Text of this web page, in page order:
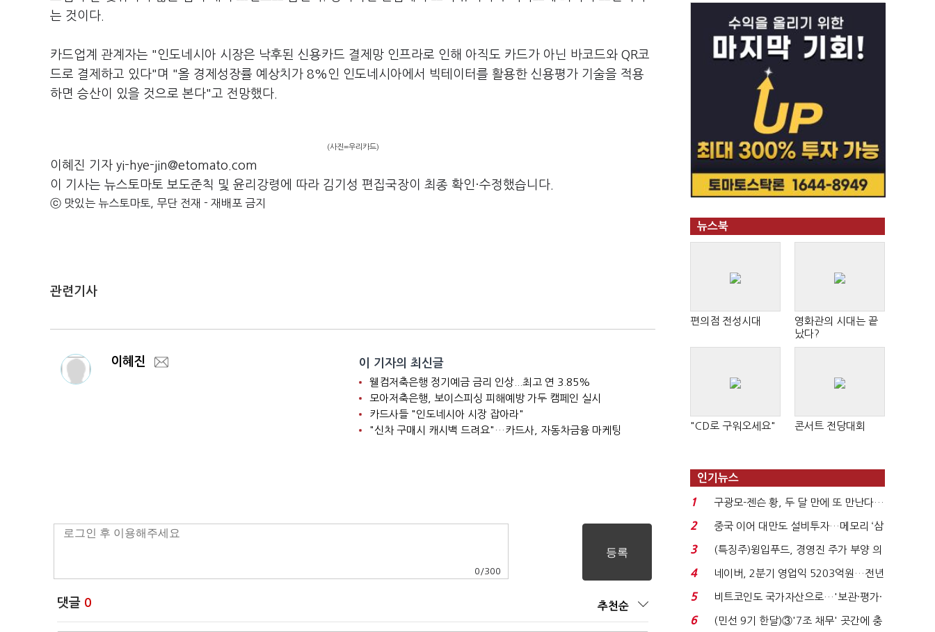
는 것이다.
카드업계 관계자는 "인도네시아 시장은 낙후된 신용카드 결제망 인프라로 인해 아직도 카드가 아닌 바코드와 QR코
드로 결제하고 있다"며 "올 경제성장률 예상치가 8%인 인도네시아에서 빅테이터를 활용한 신용평가 기술을 적용
하면 승산이 있을 것으로 본다"고 전망했다.
(사진=우리카드)
이혜진 기자 yi-hye-jin@etomato.com
이 기사는 뉴스토마토 보도준칙 및 윤리강령에 따라 김기성 편집국장이 최종 확인·수정했습니다.
ⓒ 맛있는 뉴스토마토, 무단 전재 - 재배포 금지
관련기사
이혜진 이 기자의 최신글
웰컴저축은행 정기예금 금리 인상...최고 연 3.85%
모아저축은행, 보이스피싱 피해예방 가두 캠페인 실시
카드사들 "인도네시아 시장 잡아라"
"신차 구매시 캐시백 드려요"…카드사, 자동차금융 마케팅
0 /300
댓글 0 추천순
뉴스북
편의점 전성시대
영화관의 시대는 끝
났다?
"CD로 구워오세요" 콘서트 전당대회
인기뉴스
1
구광모-젠슨 황, 두 달 만에 또 만난다…
로봇·AI 등 논...
2
중국 이어 대만도 설비투자…메모리 ‘삼
국전쟁’
3
(특징주)윙입푸드, 경영진 주가 부양 의
지에 상한가...
4
네이버, 2분기 영업익 5203억원…전년
비 0.2% 감소...
5
비트코인도 국가자산으로…'보관·평가·
처분' 기준은 ...
6
(민선 9기 한달)③'7조 채무' 곳간에 충